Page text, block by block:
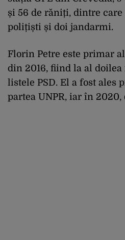
și 56 de răniți, dintre
polițiști și doi jandarmi.
Florin Petre este primar
din 2016, fiind la al doilea
listele PSD. El a fost ales
partea UNPR, iar în 2020,